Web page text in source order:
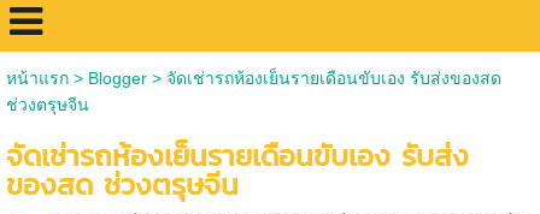
หน้าแรก> Blogger> จัดเช่ารถห้องเย็นรายเดือนขับเอง รับส่งของสด
ช่วงตรุษจีน
จัดเช่ารถห้องเย็นรายเดือนขับเอง รับส่ง
ของสด ช่วงตรุษจีน